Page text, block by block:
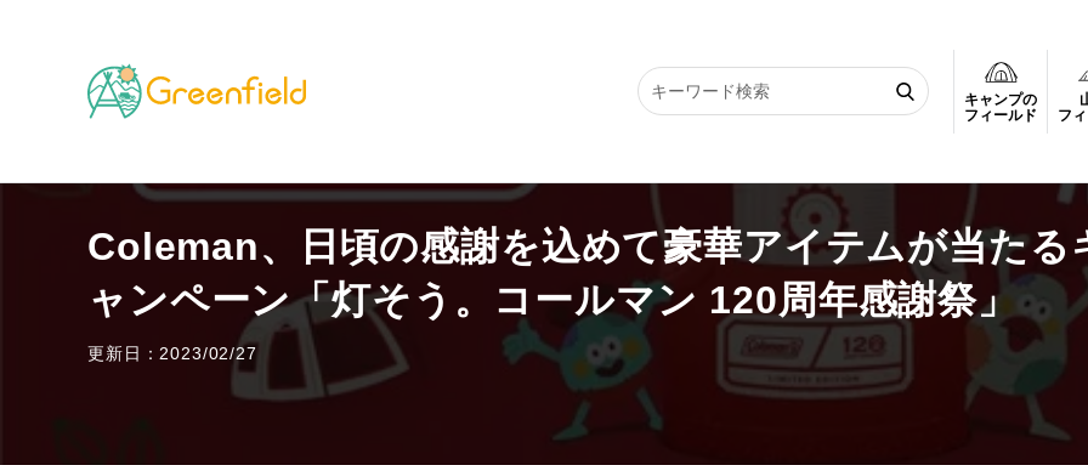
キャンプの
フィールド
フ
TOP キャンプのフィールド Coleman、日頃の感謝を込めて豪華アイテムが当たるキャンペーン「灯そう。コールマン 120周年感
Coleman、日頃の感謝を込めて豪華アイテムが当たる
ャンペーン「灯そう。コールマン 120周年感謝祭」
更新日：2023/02/27